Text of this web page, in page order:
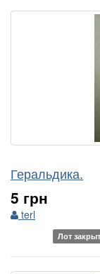
Геральдика.
5 грн
terl
Лот закрыт